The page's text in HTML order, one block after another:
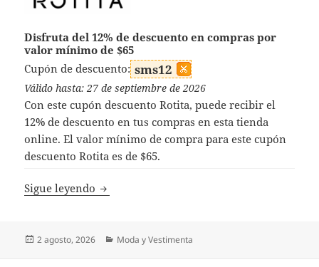
Disfruta del 12% de descuento en compras por
valor mínimo de $65
Cupón de descuento: sms12
Válido hasta: 27 de septiembre de 2026
Con este cupón descuento Rotita, puede recibir el
12% de descuento en tus compras en esta tienda
online. El valor mínimo de compra para este cupón
descuento Rotita es de $65.
Sigue leyendo Códigos Descuento Rotita
Publicado
2 agosto, 2026 Categorías
Moda y Vestimenta